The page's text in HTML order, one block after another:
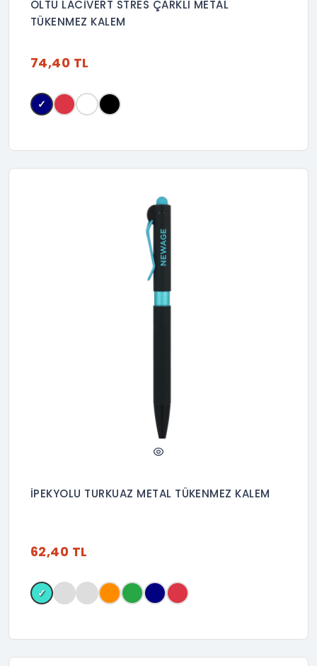
OLTU LACİVERT STRES ÇARKLI METAL
TÜKENMEZ KALEM
74,40 TL
✓
İPEKYOLU TURKUAZ METAL TÜKENMEZ KALEM
62,40 TL
✓